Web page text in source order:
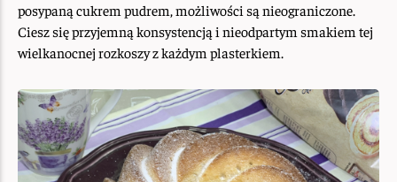
posypaną cukrem pudrem, możliwości są nieograniczone.
Ciesz się przyjemną konsystencją i nieodpartym smakiem tej
wielkanocnej rozkoszy z każdym plasterkiem.